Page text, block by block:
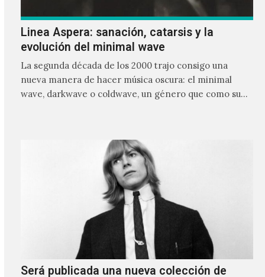
Linea Aspera: sanación, catarsis y la
evolución del minimal wave
La segunda década de los 2000 trajo consigo una
nueva manera de hacer música oscura: el minimal
wave, darkwave o coldwave, un género que como su
Será publicada una nueva colección de